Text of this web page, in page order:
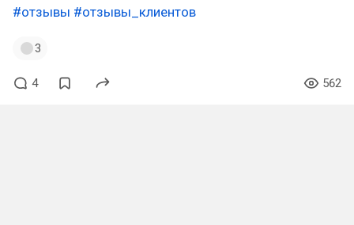
#отзывы #отзывы_клиентов
3
4 562